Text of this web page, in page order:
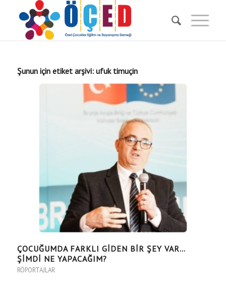
Şunun için etiket arşivi: ufuk timuçin
ÇOCUĞUMDA FARKLI GİDEN BİR ŞEY VAR…
ŞİMDİ NE YAPACAĞIM?
RÖPORTAJLAR